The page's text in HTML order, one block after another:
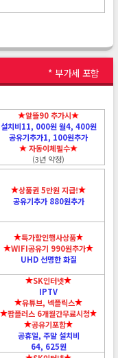
* 부가세 포함
알뜰90 추가시
설치비11, 000원 월4, 400원
공유기추가1, 100원추가
자동이체필수
(3년 약정)
상품권 5만원 지급!
공유기추가 880원추가
특가할인행사상품
WIFI공유기 990원추가
UHD 선명한 화질
SK인터넷
IPTV
유튜브, 넥플릭스
팝플러스 6개월간무료시청
공유기포함
공휴일, 주말 설치비
64, 625원